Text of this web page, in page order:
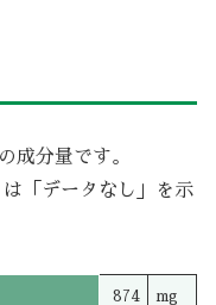
成分量です。
データなし」を示
874 mg